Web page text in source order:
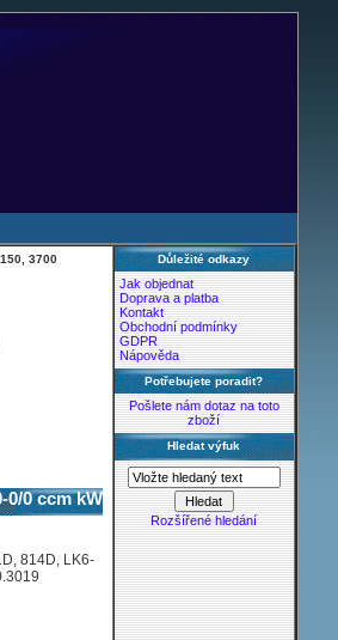
3700
0/0 ccm kW
814D, LK6-
Důležité odkazy
Jak objednat
Doprava a platba
Kontakt
Obchodní podmínky
GDPR
Nápověda
Potřebujete poradit?
Pošlete nám dotaz na toto
zboží
Hledat výfuk
Rozšířené hledání